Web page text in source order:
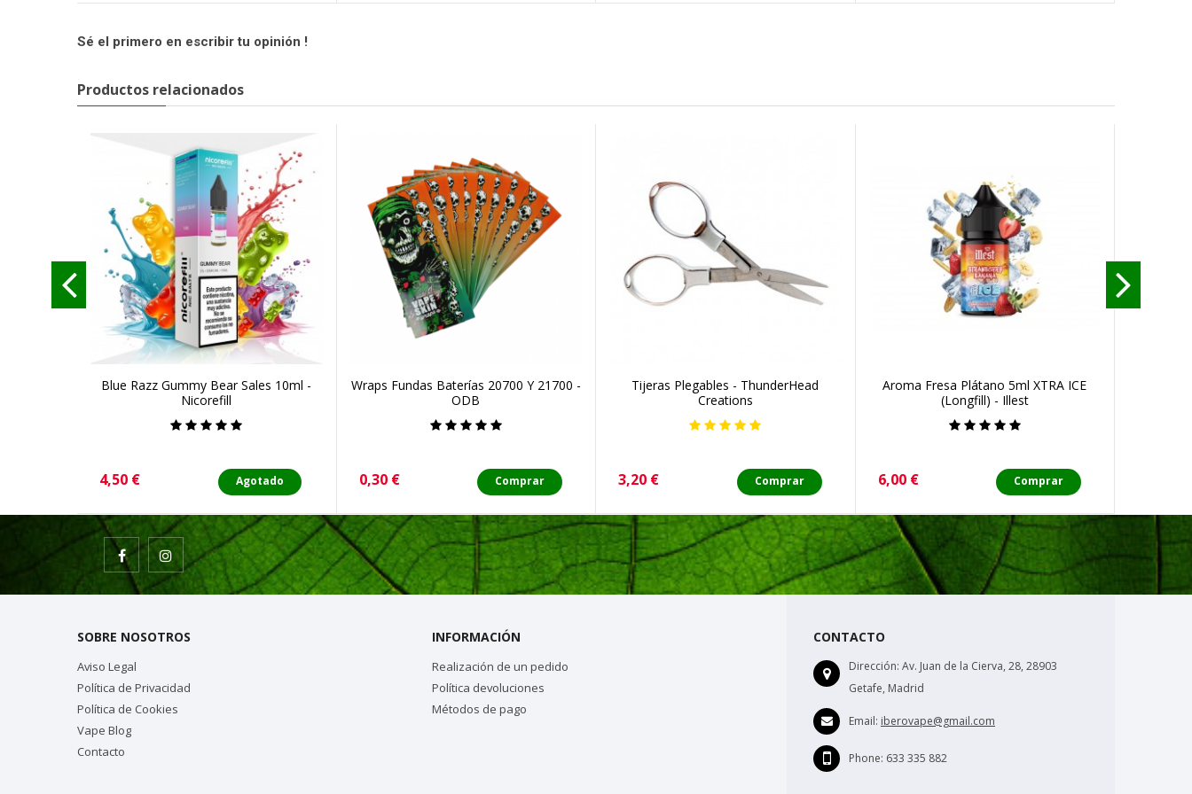
Sé el primero en escribir tu opinión !
Productos relacionados
Blue Razz Gummy Bear Sales 10ml -
Nicorefill
Precio
4,50 € Agotado
Wraps Fundas Baterías 20700 Y 21700 -
ODB
Precio
0,30 € Comprar
Tijeras Plegables - ThunderHead
Creations
Precio
3,20 € Comprar
Aroma Fresa Plátano 5ml XTRA ICE
(Longfill) - Illest
Precio
6,00 € Comprar
SOBRE NOSOTROS
Aviso Legal
Política de Privacidad
Política de Cookies
Vape Blog
Contacto
INFORMACIÓN
Realización de un pedido
Política devoluciones
Métodos de pago
CONTACTO
Dirección: Av. Juan de la Cierva, 28, 28903
Getafe, Madrid
Email: iberovape@gmail.com
Phone: 633 335 882